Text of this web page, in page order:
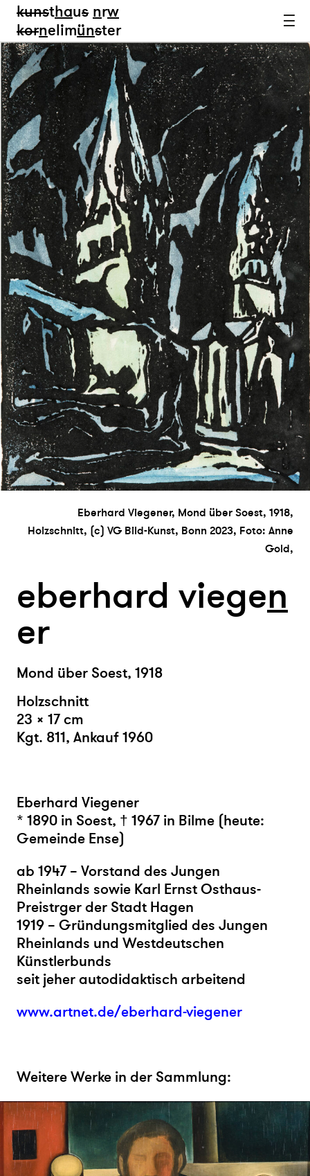
kunsthaus nrw
kornelimünster
Eberhard Viegener, Mond über Soest, 1918,
Holzschnitt, (c) VG Bild-Kunst, Bonn 2023, Foto: Anne
Gold,
eberhard viegen
er
Mond über Soest, 1918
Holzschnitt
23 × 17 cm
Kgt. 811, Ankauf 1960
Eberhard Viegener
* 1890 in Soest, † 1967 in Bilme (heute:
Gemeinde Ense)
ab 1947 – Vorstand des Jungen
Rheinlands sowie Karl Ernst Osthaus-
Preistrger der Stadt Hagen
1919 – Gründungsmitglied des Jungen
Rheinlands und Westdeutschen
Künstlerbunds
seit jeher autodidaktisch arbeitend
www.artnet.de/eberhard-viegener
Weitere Werke in der Sammlung: